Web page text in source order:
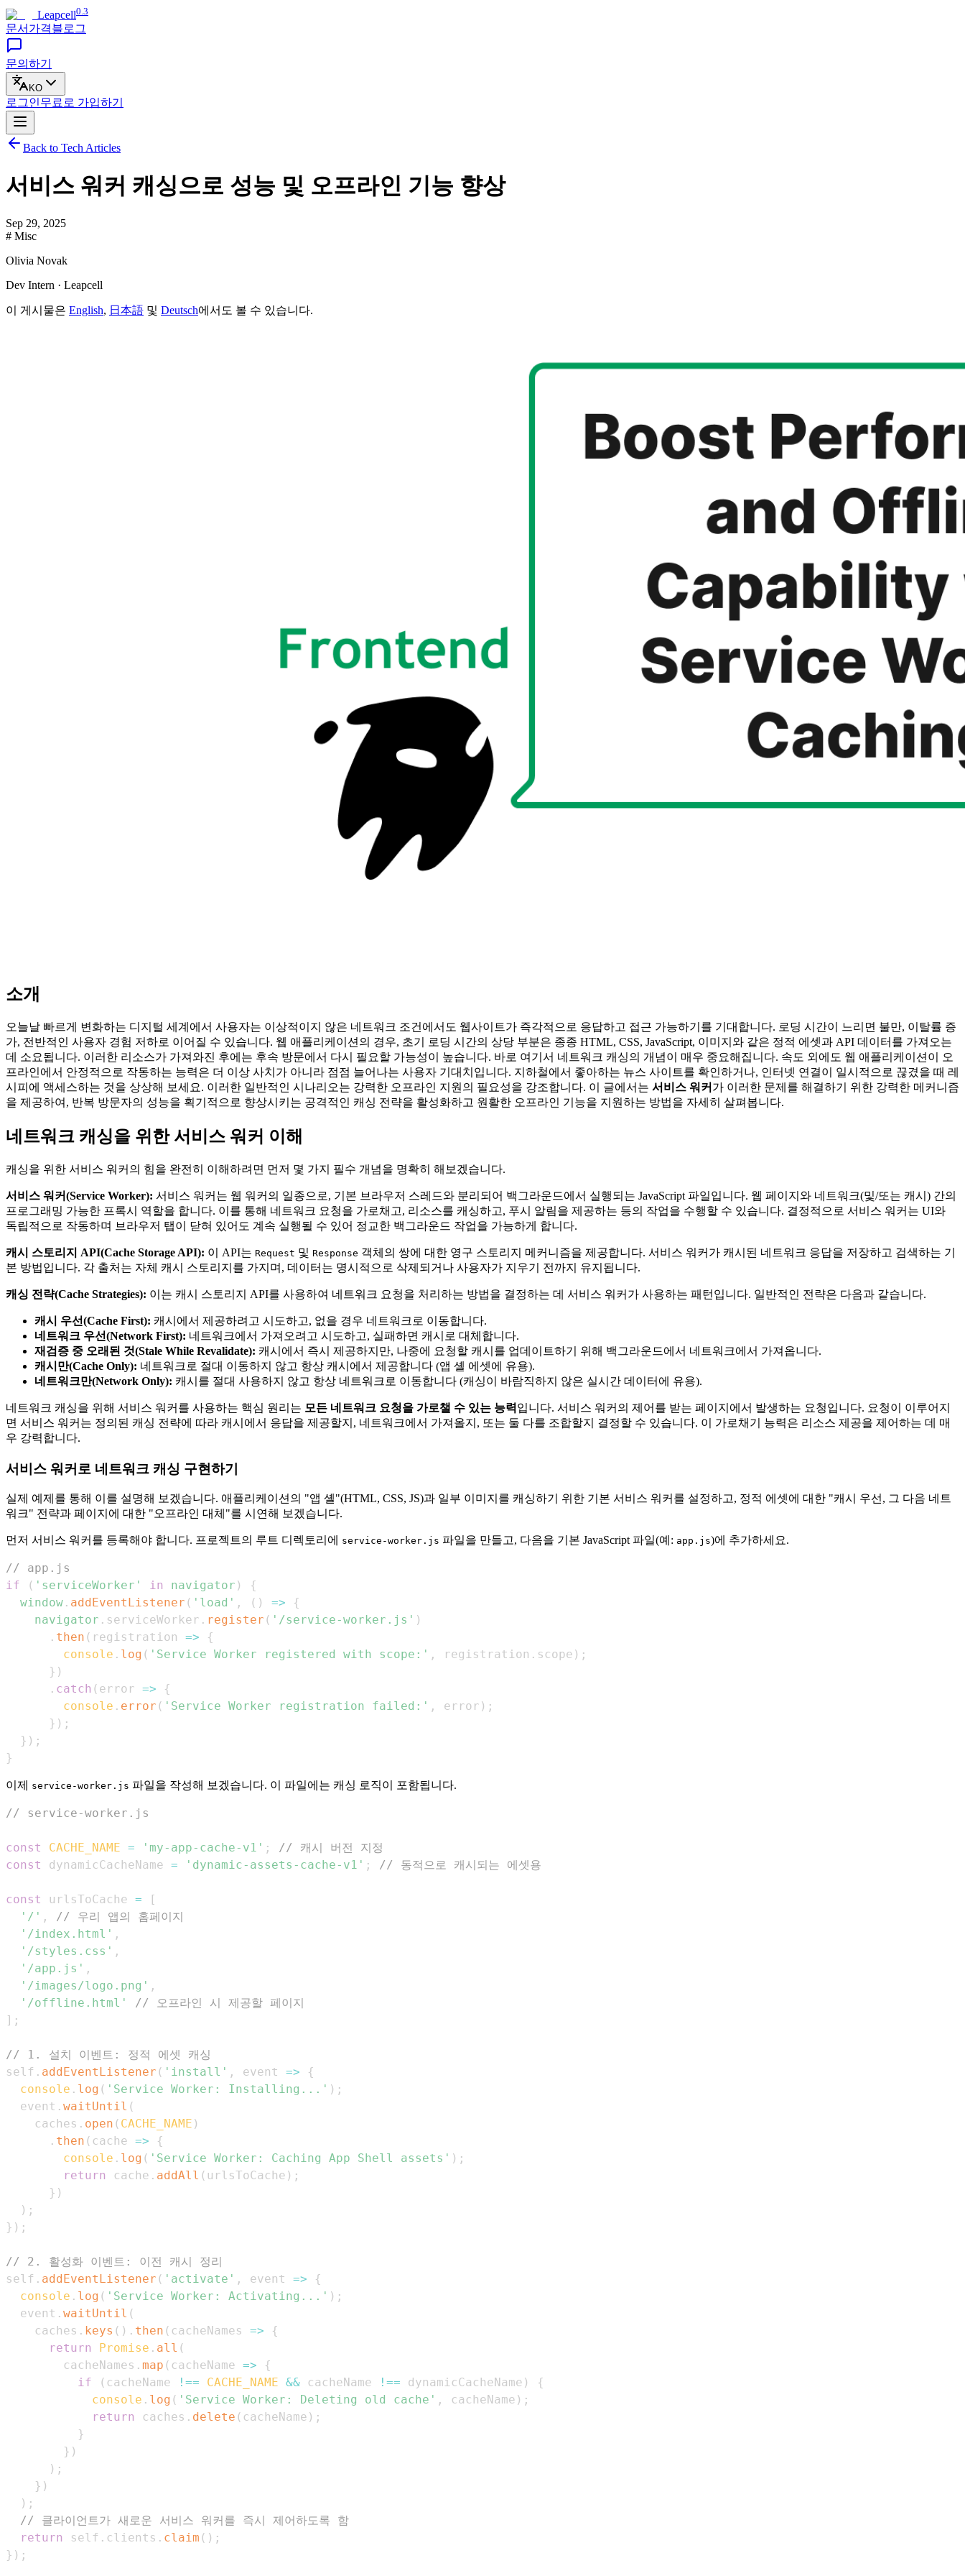
Leapcell0.3
문서 가격블로그
문의하기
KO
로그인무료로 가입하기
Back to Tech Articles
서비스 워커 캐싱으로 성능 및 오프라인 기능 향상
Sep 29, 2025
# Misc
Olivia Novak
Dev Intern · Leapcell
이 게시물은 English, 日本語 및 Deutsch에서도 볼 수 있습니다.
소개
오늘날 빠르게 변화하는 디지털 세계에서 사용자는 이상적이지 않은 네트워크 조건에서도 웹사이트가 즉각적으로 응답하고 접근 가능하기를 기대합니다. 로딩 시간이 느리면 불만, 이탈률 증
가, 전반적인 사용자 경험 저하로 이어질 수 있습니다. 웹 애플리케이션의 경우, 초기 로딩 시간의 상당 부분은 종종 HTML, CSS, JavaScript, 이미지와 같은 정적 에셋과 API 데이터를 가져오는
데 소요됩니다. 이러한 리소스가 가져와진 후에는 후속 방문에서 다시 필요할 가능성이 높습니다. 바로 여기서 네트워크 캐싱의 개념이 매우 중요해집니다. 속도 외에도 웹 애플리케이션이 오
프라인에서 안정적으로 작동하는 능력은 더 이상 사치가 아니라 점점 늘어나는 사용자 기대치입니다. 지하철에서 좋아하는 뉴스 사이트를 확인하거나, 인터넷 연결이 일시적으로 끊겼을 때 레
시피에 액세스하는 것을 상상해 보세요. 이러한 일반적인 시나리오는 강력한 오프라인 지원의 필요성을 강조합니다. 이 글에서는 서비스 워커 가 이러한 문제를 해결하기 위한 강력한 메커니즘
을 제공하여, 반복 방문자의 성능을 획기적으로 향상시키는 공격적인 캐싱 전략을 활성화하고 원활한 오프라인 기능을 지원하는 방법을 자세히 살펴봅니다.
네트워크 캐싱을 위한 서비스 워커 이해
캐싱을 위한 서비스 워커의 힘을 완전히 이해하려면 먼저 몇 가지 필수 개념을 명확히 해보겠습니다.
서비스 워커(Service Worker): 서비스 워커는 웹 워커의 일종으로, 기본 브라우저 스레드와 분리되어 백그라운드에서 실행되는 JavaScript 파일입니다. 웹 페이지와 네트워크(및/또는 캐시) 간의
프로그래밍 가능한 프록시 역할을 합니다. 이를 통해 네트워크 요청을 가로채고, 리소스를 캐싱하고, 푸시 알림을 제공하는 등의 작업을 수행할 수 있습니다. 결정적으로 서비스 워커는 UI와
독립적으로 작동하며 브라우저 탭이 닫혀 있어도 계속 실행될 수 있어 정교한 백그라운드 작업을 가능하게 합니다.
캐시 스토리지 API(Cache Storage API): 이 API는 Request 및 Response 객체의 쌍에 대한 영구 스토리지 메커니즘을 제공합니다. 서비스 워커가 캐시된 네트워크 응답을 저장하고 검색하는 기
본 방법입니다. 각 출처는 자체 캐시 스토리지를 가지며, 데이터는 명시적으로 삭제되거나 사용자가 지우기 전까지 유지됩니다.
캐싱 전략(Cache Strategies): 이는 캐시 스토리지 API를 사용하여 네트워크 요청을 처리하는 방법을 결정하는 데 서비스 워커가 사용하는 패턴입니다. 일반적인 전략은 다음과 같습니다.
캐시 우선(Cache First): 캐시에서 제공하려고 시도하고, 없을 경우 네트워크로 이동합니다.
네트워크 우선(Network First): 네트워크에서 가져오려고 시도하고, 실패하면 캐시로 대체합니다.
재검증 중 오래된 것(Stale While Revalidate): 캐시에서 즉시 제공하지만, 나중에 요청할 캐시를 업데이트하기 위해 백그라운드에서 네트워크에서 가져옵니다.
캐시만(Cache Only): 네트워크로 절대 이동하지 않고 항상 캐시에서 제공합니다 (앱 셸 에셋에 유용).
네트워크만(Network Only): 캐시를 절대 사용하지 않고 항상 네트워크로 이동합니다 (캐싱이 바람직하지 않은 실시간 데이터에 유용).
네트워크 캐싱을 위해 서비스 워커를 사용하는 핵심 원리는 모든 네트워크 요청을 가로챌 수 있는 능력입니다. 서비스 워커의 제어를 받는 페이지에서 발생하는 요청입니다. 요청이 이루어지
면 서비스 워커는 정의된 캐싱 전략에 따라 캐시에서 응답을 제공할지, 네트워크에서 가져올지, 또는 둘 다를 조합할지 결정할 수 있습니다. 이 가로채기 능력은 리소스 제공을 제어하는 데 매
우 강력합니다.
서비스 워커로 네트워크 캐싱 구현하기
실제 예제를 통해 이를 설명해 보겠습니다. 애플리케이션의 "앱 셸"(HTML, CSS, JS)과 일부 이미지를 캐싱하기 위한 기본 서비스 워커를 설정하고, 정적 에셋에 대한 "캐시 우선, 그 다음 네트
워크" 전략과 페이지에 대한 "오프라인 대체"를 시연해 보겠습니다.
먼저 서비스 워커를 등록해야 합니다. 프로젝트의 루트 디렉토리에 service-worker.js 파일을 만들고, 다음을 기본 JavaScript 파일(예: app.js)에 추가하세요.
// app.js
if
( 'serviceWorker' in navigator )
{
window . addEventListener ( 'load' , ( ) =>
{
navigator . serviceWorker . register ( '/service-worker.js' )
. then ( registration =>
{
console . log ( 'Service Worker registered with scope:' , registration . scope ) ;
} )
. catch ( error =>
{
console . error ( 'Service Worker registration failed:' , error ) ;
} ) ;
} ) ;
}
이제 service-worker.js 파일을 작성해 보겠습니다. 이 파일에는 캐싱 로직이 포함됩니다.
// service-worker.js
const CACHE_NAME = 'my-app-cache-v1' ;
// 캐시 버전 지정
const
dynamicCacheName = 'dynamic-assets-cache-v1' ; // 동적으로 캐시되는 에셋용
const urlsToCache =
[
'/' ,
// 우리 앱의 홈페이지
'/index.html' ,
'/styles.css' ,
'/app.js' ,
'/images/logo.png' ,
'/offline.html'
// 오프라인 시 제공할 페이지
] ;
// 1. 설치 이벤트: 정적 에셋 캐싱
self . addEventListener ( 'install' , event =>
{
console . log ( 'Service Worker: Installing...' ) ;
  event
. waitUntil (
    caches
. open ( CACHE_NAME )
. then ( cache =>
{
console . log ( 'Service Worker: Caching App Shell assets' ) ;
return
cache . addAll ( urlsToCache ) ;
} )
) ;
} ) ;
// 2. 활성화 이벤트: 이전 캐시 정리
self . addEventListener ( 'activate' , event =>
{
console . log ( 'Service Worker: Activating...' ) ;
  event
. waitUntil (
    caches
. keys ( ) . then ( cacheNames =>
{
return
Promise . all (
        cacheNames
. map ( cacheName =>
{
if
( cacheName !== CACHE_NAME && cacheName !== dynamicCacheName )
{
console . log ( 'Service Worker: Deleting old cache' , cacheName ) ;
return
caches . delete ( cacheName ) ;
}
} )
) ;
} )
) ;
// 클라이언트가 새로운 서비스 워커를 즉시 제어하도록 함
return
self . clients . claim ( ) ;
} ) ;